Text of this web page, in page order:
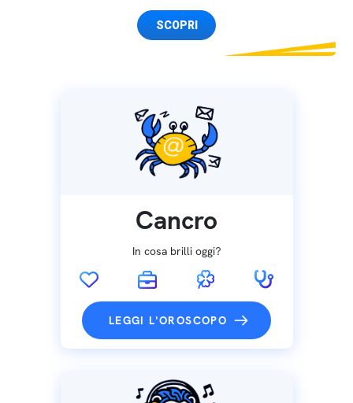
Spedizione SIM GRATISSCOPRI
Cancro
In cosa brilli oggi?
LEGGI L'OROSCOPO